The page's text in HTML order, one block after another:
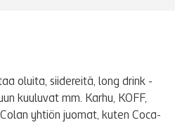
oluita, siidereitä, long drink -
kuuluvat mm. Karhu, KOFF,
yhtiön juomat, kuten Coca-